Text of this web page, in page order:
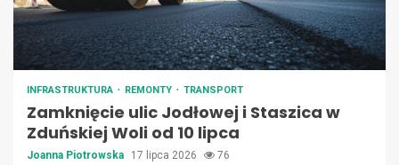
INFRASTRUKTURA REMONTY TRANSPORT
Zamknięcie ulic Jodłowej i Staszica w
Zduńskiej Woli od 10 lipca
Joanna Piotrowska 17 lipca 2026 76